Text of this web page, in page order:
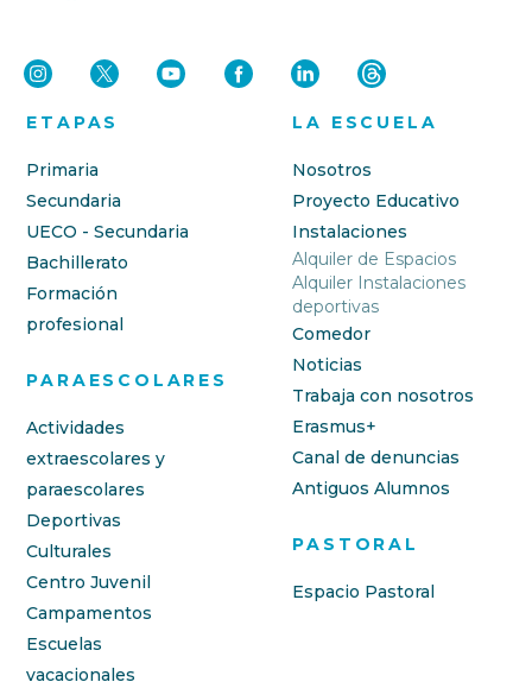
ETAPAS
Primaria
Secundaria
UECO - Secundaria
Bachillerato
Formación
profesional
PARAESCOLARES
Actividades
extraescolares y
paraescolares
Deportivas
Culturales
Centro Juvenil
Campamentos
Escuelas
vacacionales
LA ESCUELA
Nosotros
Proyecto Educativo
Instalaciones
Alquiler de Espacios
Alquiler Instalaciones
deportivas
Comedor
Noticias
Trabaja con nosotros
Erasmus+
Canal de denuncias
Antiguos Alumnos
PASTORAL
Espacio Pastoral